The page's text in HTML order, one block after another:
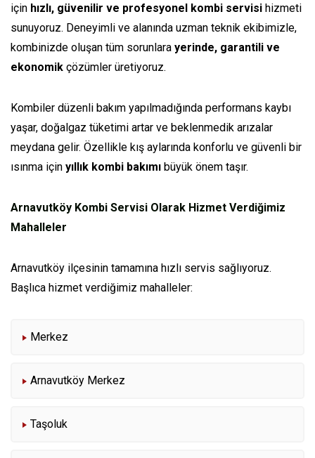
için hızlı, güvenilir ve profesyonel kombi servisi hizmeti
sunuyoruz. Deneyimli ve alanında uzman teknik ekibimizle,
kombinizde oluşan tüm sorunlara yerinde, garantili ve
ekonomik çözümler üretiyoruz.
Kombiler düzenli bakım yapılmadığında performans kaybı
yaşar, doğalgaz tüketimi artar ve beklenmedik arızalar
meydana gelir. Özellikle kış aylarında konforlu ve güvenli bir
ısınma için yıllık kombi bakımı büyük önem taşır.
Arnavutköy Kombi Servisi Olarak Hizmet Verdiğimiz
Mahalleler
Arnavutköy ilçesinin tamamına hızlı servis sağlıyoruz.
Başlıca hizmet verdiğimiz mahalleler:
Merkez
Arnavutköy Merkez
Taşoluk